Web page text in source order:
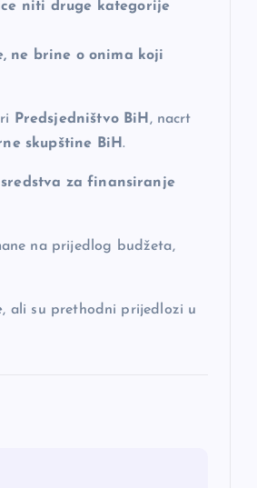
niti druge kategorije
ne brine o onima koji
Predsjedništvo BiH , nacrt
skupštine BiH.
za finansiranje
na prijedlog budžeta,
, ali su prethodni prijedlozi u